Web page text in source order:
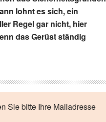
lohnt es sich, ein
Regel gar nicht, hier
das Gerüst ständig
Sie bitte Ihre Mailadresse